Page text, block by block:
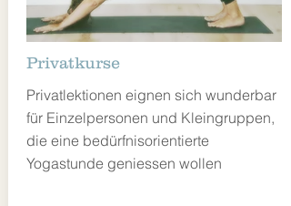
Privatkurse
Privatlektionen eignen sich wunderbar
für Einzelpersonen und Kleingruppen,
die eine bedürfnisorientierte
Yogastunde geniessen wollen